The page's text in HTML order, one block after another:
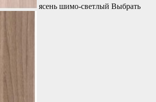
ясень шимо-светлый Выбрать